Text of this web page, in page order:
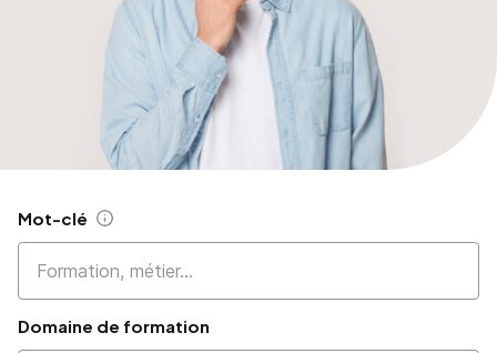
Mot-clé Aide
Domaine de formation